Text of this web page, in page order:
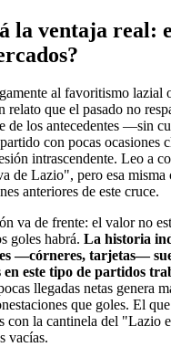
la ventaja real:
al favoritismo lazial
relato que el pasado no
de los antecedentes —sin
con pocas ocasiones
intrascendente. Leo a
de Lazio", pero esa misma
anteriores de este cruce.
va de frente: el valor no
goles habrá. La historia
—córneres, tarjetas—
este tipo de partidos
llegadas netas genera
que goles. El
con la cantinela del "Lazio
vacías.